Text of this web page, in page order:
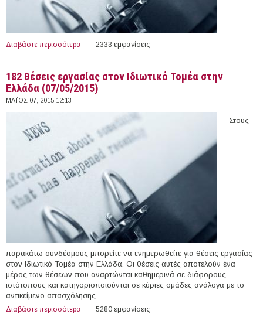
Διαβάστε περισσότερα για Συνεργάτες & Σύμβουλοι με Σύμβαση Έργου στο
Ινστιτούτο Εμπορίου και Υπηρεσιών (ΙΝ.ΕΜ.Υ.) της
2333 εμφανίσεις
182 θέσεις εργασίας στον Ιδιωτικό Τομέα στην
Ελλάδα (07/05/2015)
ΜΆΙΟΣ 07, 2015 12:13
Στους
παρακάτω συνδέσμους μπορείτε να ενημερωθείτε για θέσεις εργασίας
στον Ιδιωτικό Τομέα στην Ελλάδα. Οι θέσεις αυτές αποτελούν ένα
μέρος των θέσεων που αναρτώνται καθημερινά σε διάφορους
ιστότοπους και κατηγοριοποιούνται σε κύριες ομάδες ανάλογα με το
αντικείμενο απασχόλησης.
Διαβάστε περισσότερα για 182 θέσεις εργασίας στον Ιδιωτικό Τομέα στην
5280 εμφανίσεις